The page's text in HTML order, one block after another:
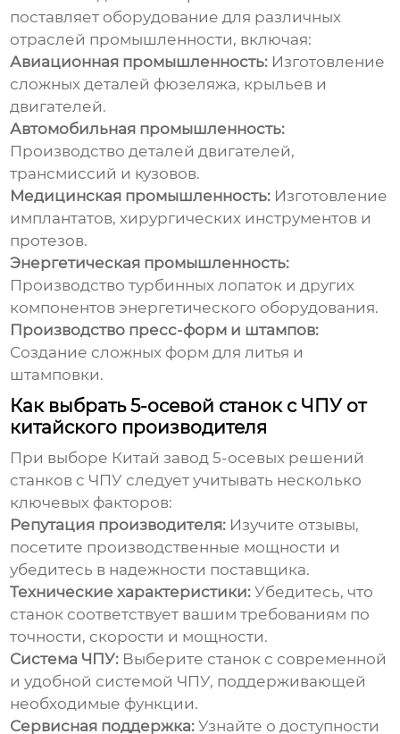
поставляет оборудование для различных
отраслей промышленности, включая:
Авиационная промышленность: Изготовление
сложных деталей фюзеляжа, крыльев и
двигателей.
Автомобильная промышленность:
Производство деталей двигателей,
трансмиссий и кузовов.
Медицинская промышленность: Изготовление
имплантатов, хирургических инструментов и
протезов.
Энергетическая промышленность:
Производство турбинных лопаток и других
компонентов энергетического оборудования.
Производство пресс-форм и штампов:
Создание сложных форм для литья и
штамповки.
Как выбрать 5-осевой станок с ЧПУ от
китайского производителя
При выборе Китай завод 5-осевых решений
станков с ЧПУ следует учитывать несколько
ключевых факторов:
Репутация производителя: Изучите отзывы,
посетите производственные мощности и
убедитесь в надежности поставщика.
Технические характеристики: Убедитесь, что
станок соответствует вашим требованиям по
точности, скорости и мощности.
Система ЧПУ: Выберите станок с современной
и удобной системой ЧПУ, поддерживающей
необходимые функции.
Сервисная поддержка: Узнайте о доступности